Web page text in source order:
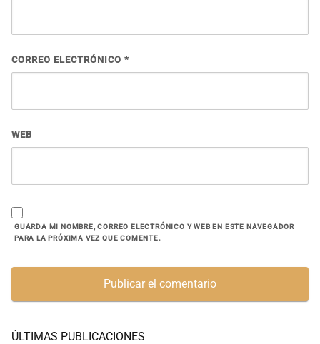
CORREO ELECTRÓNICO *
WEB
GUARDA MI NOMBRE, CORREO ELECTRÓNICO Y WEB EN ESTE NAVEGADOR
PARA LA PRÓXIMA VEZ QUE COMENTE.
ÚLTIMAS PUBLICACIONES